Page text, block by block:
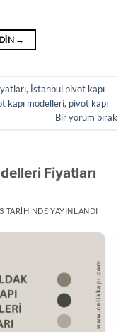
→
, İstanbul pivot kapı
kapı modelleri, pivot kapı
Bir yorum bırak
Fiyatları
TARIHINDE YAYINLANDI